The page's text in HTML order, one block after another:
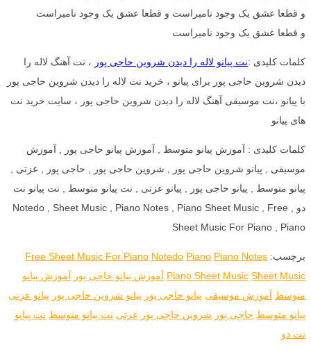
و قطعا عشق یک وجود نامیراست و قطعا عشق یک وجود نامیراست
و قطعا عشق یک وجود نامیراست
کلمات کلیدی :نت پیانو لاله را دیدن شروین حاجی پور ، نت آهنگ لاله را
دیدن شروین حاجی پور برای پیانو ، خرید نت لاله را دیدن شروین حاجی پور
با پیانو ،نت موسیقی آهنگ لاله را دیدن شروین حاجی پور ، سایت خرید نت
های پیانو
کلمات کلیدی : آموزش پیانو متوسط , آموزش پیانو حاجی پور , آموزش
موسیقی , پیانو شروین حاجی پور , شروین حاجی پور , حاجی پور , عزتی ,
پیانو متوسط , پیانو حاجی پور , پیانو عزتی , نت پیانو متوسط , نت پیانو نت
دو , Notedo , Sheet Music , Piano Notes , Piano Sheet Music , Free
Sheet Music For Piano , Piano
برچسب: Free Sheet Music For Piano Notedo Piano Piano Notes
Piano Sheet Music Sheet Music آموزش پیانو حاجی پور آموزش پیانو
متوسط آموزش موسیقی پیانو حاجی پور پیانو شروین حاجی پور پیانو عزتی
پیانو متوسط حاجی پور شروین حاجی پور عزتی نت پیانو متوسط نت پیانو
نت دو